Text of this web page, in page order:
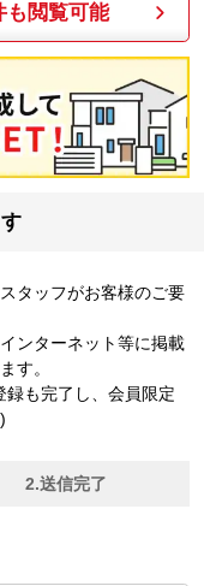
も閲覧可能
タッフがお客様のご要
ンターネット等に掲載
す。
も完了し、会員限定
2.送信完了